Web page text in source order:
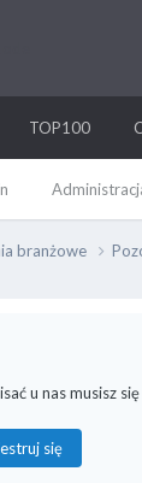
TOP100
branżowe
u nas musisz
się